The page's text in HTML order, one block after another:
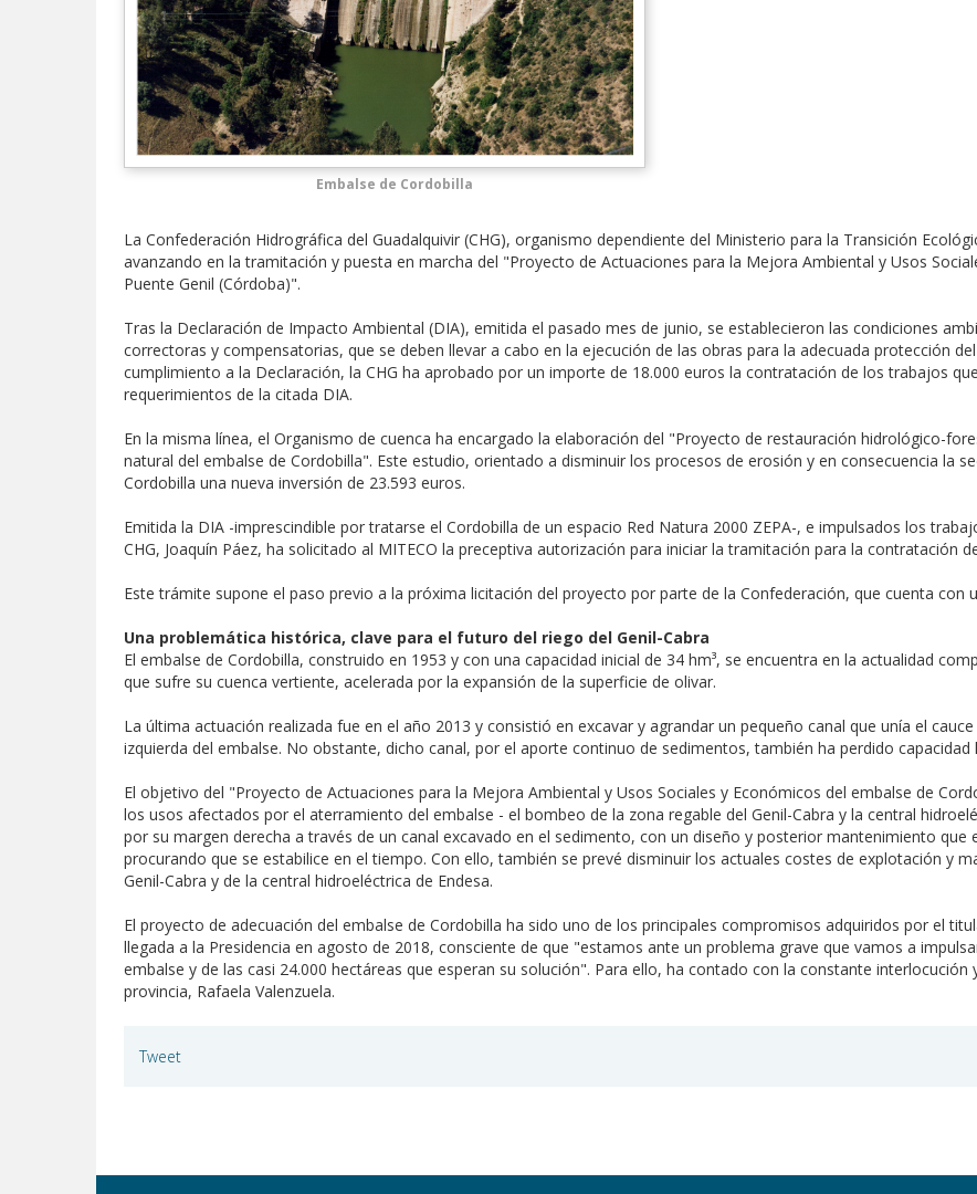
Embalse de Cordobilla
La Confederación Hidrográfica del Guadalquivir (CHG), organismo dependiente del Ministerio para la Transición
avanzando en la tramitación y puesta en marcha del "Proyecto de Actuaciones para la Mejora Ambiental y Usos
Puente Genil (Córdoba)".
Tras la Declaración de Impacto Ambiental (DIA), emitida el pasado mes de junio, se establecieron las condiciones
correctoras y compensatorias, que se deben llevar a cabo en la ejecución de las obras para la adecuada protección
cumplimiento a la Declaración, la CHG ha aprobado por un importe de 18.000 euros la contratación de los trabajos
requerimientos de la citada DIA.
En la misma línea, el Organismo de cuenca ha encargado la elaboración del "Proyecto de restauración hidrológico-
natural del embalse de Cordobilla". Este estudio, orientado a disminuir los procesos de erosión y en consecuencia la
Cordobilla una nueva inversión de 23.593 euros.
Emitida la DIA -imprescindible por tratarse el Cordobilla de un espacio Red Natura 2000 ZEPA-, e impulsados los
CHG, Joaquín Páez, ha solicitado al MITECO la preceptiva autorización para iniciar la tramitación para la contratación
Este trámite supone el paso previo a la próxima licitación del proyecto por parte de la Confederación, que cuenta con
Una problemática histórica, clave para el futuro del riego del Genil-Cabra
El embalse de Cordobilla, construido en 1953 y con una capacidad inicial de 34 hm³, se encuentra en la actualidad
que sufre su cuenca vertiente, acelerada por la expansión de la superficie de olivar.
La última actuación realizada fue en el año 2013 y consistió en excavar y agrandar un pequeño canal que unía el
izquierda del embalse. No obstante, dicho canal, por el aporte continuo de sedimentos, también ha perdido
El objetivo del "Proyecto de Actuaciones para la Mejora Ambiental y Usos Sociales y Económicos del embalse de
los usos afectados por el aterramiento del embalse - el bombeo de la zona regable del Genil-Cabra y la central
por su margen derecha a través de un canal excavado en el sedimento, con un diseño y posterior mantenimiento que
procurando que se estabilice en el tiempo. Con ello, también se prevé disminuir los actuales costes de explotación y
Genil-Cabra y de la central hidroeléctrica de Endesa.
El proyecto de adecuación del embalse de Cordobilla ha sido uno de los principales compromisos adquiridos por el
llegada a la Presidencia en agosto de 2018, consciente de que "estamos ante un problema grave que vamos a
embalse y de las casi 24.000 hectáreas que esperan su solución". Para ello, ha contado con la constante
provincia, Rafaela Valenzuela.
Tweet